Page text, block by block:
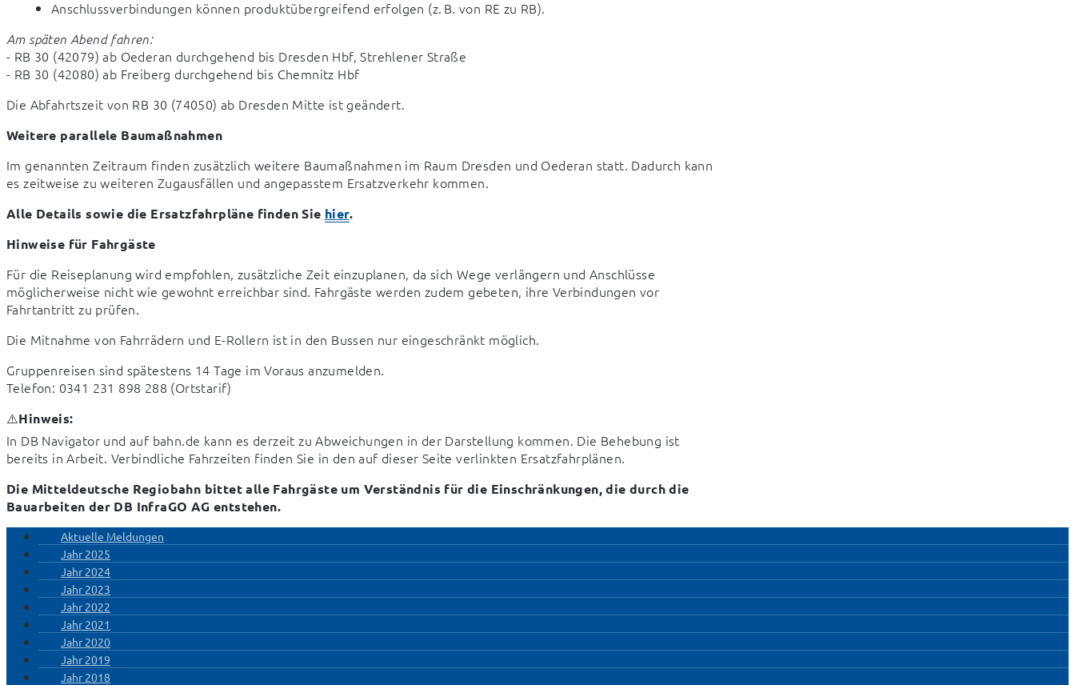
Anschlussverbindungen können produktübergreifend erfolgen (z. B. von RE zu RB).
Am späten Abend fahren:
- RB 30 (42079) ab Oederan durchgehend bis Dresden Hbf, Strehlener Straße
- RB 30 (42080) ab Freiberg durchgehend bis Chemnitz Hbf
Die Abfahrtszeit von RB 30 (74050) ab Dresden Mitte ist geändert.
Weitere parallele Baumaßnahmen
Im genannten Zeitraum finden zusätzlich weitere Baumaßnahmen im Raum Dresden und Oederan statt. Dadurch kann
es zeitweise zu weiteren Zugausfällen und angepasstem Ersatzverkehr kommen.
Alle Details sowie die Ersatzfahrpläne finden Sie hier.
Hinweise für Fahrgäste
Für die Reiseplanung wird empfohlen, zusätzliche Zeit einzuplanen, da sich Wege verlängern und Anschlüsse
möglicherweise nicht wie gewohnt erreichbar sind. Fahrgäste werden zudem gebeten, ihre Verbindungen vor
Fahrtantritt zu prüfen.
Die Mitnahme von Fahrrädern und E-Rollern ist in den Bussen nur eingeschränkt möglich.
Gruppenreisen sind spätestens 14 Tage im Voraus anzumelden.
Telefon: 0341 231 898 288 (Ortstarif)
⚠️Hinweis:
In DB Navigator und auf bahn.de kann es derzeit zu Abweichungen in der Darstellung kommen. Die Behebung ist
bereits in Arbeit. Verbindliche Fahrzeiten finden Sie in den auf dieser Seite verlinkten Ersatzfahrplänen.
Die Mitteldeutsche Regiobahn bittet alle Fahrgäste um Verständnis für die Einschränkungen, die durch die
Bauarbeiten der DB InfraGO AG entstehen.
Aktuelle Meldungen
Jahr 2025
Jahr 2024
Jahr 2023
Jahr 2022
Jahr 2021
Jahr 2020
Jahr 2019
Jahr 2018